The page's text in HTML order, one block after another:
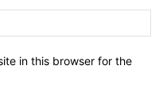
in this browser for the